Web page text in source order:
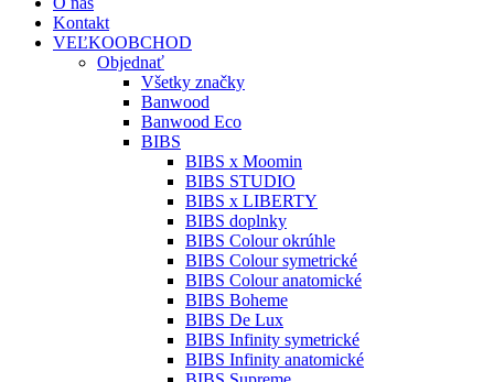
Kontakt
VEĽKOOBCHOD
Objednať
Všetky značky
Banwood
Banwood Eco
BIBS
BIBS x Moomin
BIBS STUDIO
BIBS x LIBERTY
BIBS doplnky
BIBS Colour okrúhle
BIBS Colour symetrické
BIBS Colour anatomické
BIBS Boheme
BIBS De Lux
BIBS Infinity symetrické
BIBS Infinity anatomické